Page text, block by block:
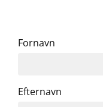
Fornavn
Efternavn